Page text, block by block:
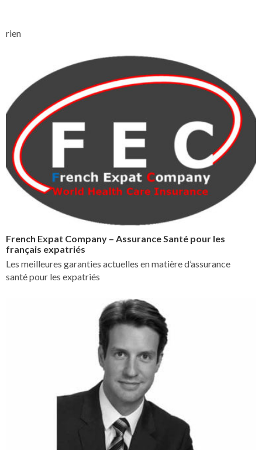
rien
French Expat Company – Assurance Santé pour les
français expatriés
Les meilleures garanties actuelles en matière d’assurance
santé pour les expatriés